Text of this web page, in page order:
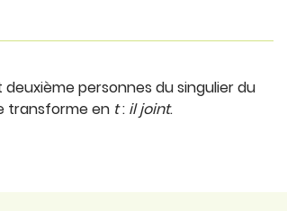
personnes du singulier du
transforme en t: il joint.